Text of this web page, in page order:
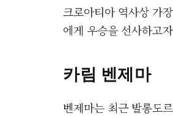
크로아티아 역사상 가
에게 우승을 선사하고
카림 벤제마
벤제마는 최근 발롱도